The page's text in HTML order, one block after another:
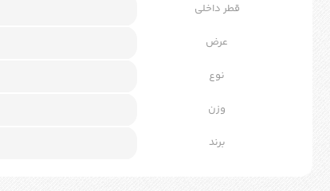
قطر داخلی
عرض
نوع
وزن
برند